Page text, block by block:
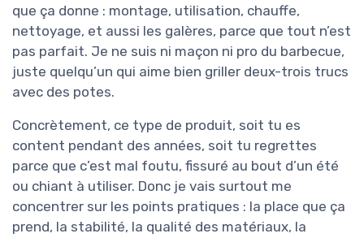
que ça donne : montage, utilisation, chauffe,
nettoyage, et aussi les galères, parce que tout n’est
pas parfait. Je ne suis ni maçon ni pro du barbecue,
juste quelqu’un qui aime bien griller deux-trois trucs
avec des potes.
Concrètement, ce type de produit, soit tu es
content pendant des années, soit tu regrettes
parce que c’est mal foutu, fissuré au bout d’un été
ou chiant à utiliser. Donc je vais surtout me
concentrer sur les points pratiques : la place que ça
prend, la stabilité, la qualité des matériaux, la